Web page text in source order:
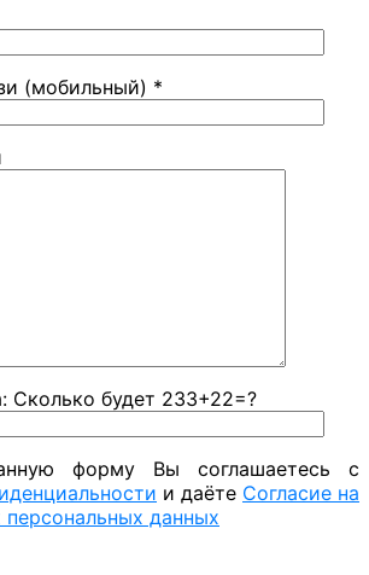
(мобильный) *
Сколько будет 233+22=?
форму Вы соглашаетесь с
и даёте Согласие на
персональных данных